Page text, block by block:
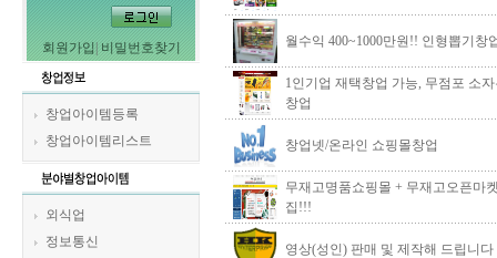
회원가입 비밀번호찾기
창업아이템등록
창업아이템리스트
외식업
정보통신
월수익 400~1000만원!! 인형뽑기창
1인기업 재택창업 가능, 무점포 소
창업
창업넷/온라인 쇼핑몰창업
무재고명품쇼핑몰 + 무재고오픈마
집!!!
영상(성인) 판매 및 제작해 드립니다